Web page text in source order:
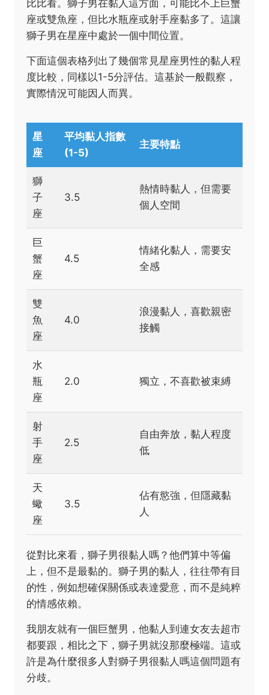
比比看。獅子男在黏人這方面，可能比不上巨蟹
座或雙魚座，但比水瓶座或射手座黏多了。這讓
獅子男在星座中處於一個中間位置。
下面這個表格列出了幾個常見星座男性的黏人程
度比較，同樣以1-5分評估。這基於一般觀察，
實際情況可能因人而異。
星
座
平均黏人指數
(1-5)
主要特點
獅
子
座
3.5
熱情時黏人，但需要
個人空間
巨
蟹
座
4.5
情緒化黏人，需要安
全感
雙
魚
座
4.0
浪漫黏人，喜歡親密
接觸
水
瓶
座
2.0 獨立，不喜歡被束縛
射
手
座
2.5
自由奔放，黏人程度
低
天
蠍
座
3.5
佔有慾強，但隱藏黏
人
從對比來看，獅子男很黏人嗎？他們算中等偏
上，但不是最黏的。獅子男的黏人，往往帶有目
的性，例如想確保關係或表達愛意，而不是純粹
的情感依賴。
我朋友就有一個巨蟹男，他黏人到連女友去超市
都要跟，相比之下，獅子男就沒那麼極端。這或
許是為什麼很多人對獅子男很黏人嗎這個問題有
分歧。